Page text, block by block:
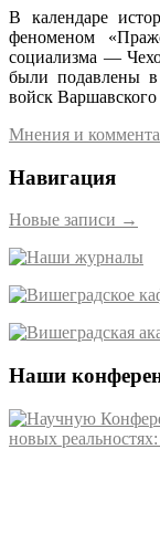
В календаре
феноменом
социализма —
были подавлены в
войск Варшавского
Мнения и
Навигация
Новые записи →
Наши